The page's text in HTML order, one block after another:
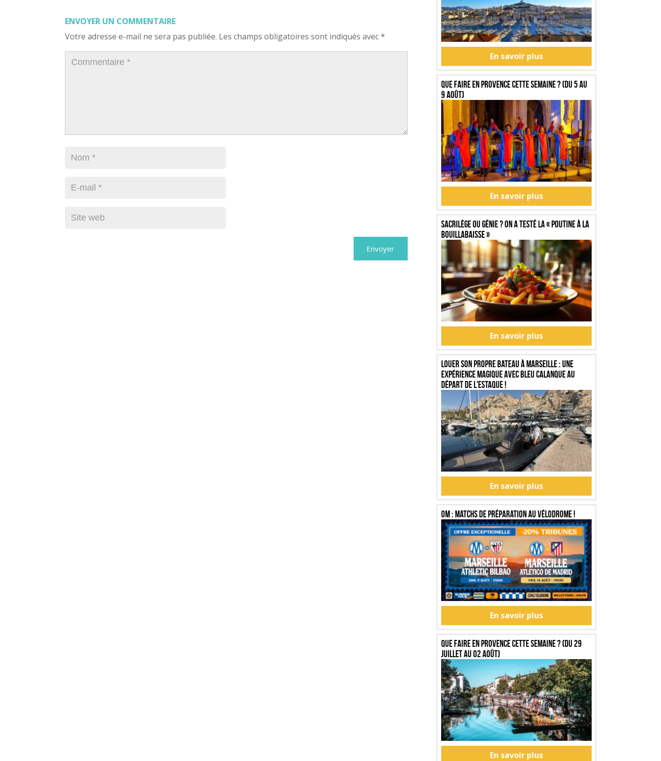
ENVOYER UN COMMENTAIRE
Votre adresse e-mail ne sera pas publiée. Les champs obligatoires sont indiqués avec*
En savoir plus
Que faire en Provence cette semaine ? (du 5 au
9 août)
En savoir plus
SACRILÈGE OU GÉNIE ? On a testé la « Poutine à la
Bouillabaisse »
En savoir plus
Louer son propre bateau à Marseille : une
expérience magique avec Bleu Calanque au
départ de l'Estaque !
En savoir plus
OM : Matchs de préparation au Vélodrome !
En savoir plus
Que faire en Provence cette semaine ? (du 29
juillet au 02 août)
En savoir plus